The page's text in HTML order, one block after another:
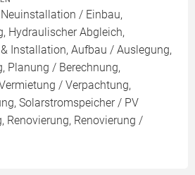
/ Einbau,
Hydraulischer Abgleich,
Installation, Aufbau / Auslegung,
Planung / Berechnung,
/ Verpachtung,
Solarstromspeicher / PV
Renovierung, Renovierung /